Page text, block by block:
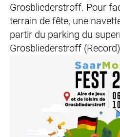
Grosbliederstroff. Pour
terrain de fête, une
partir du parking du
Grosbliederstroff